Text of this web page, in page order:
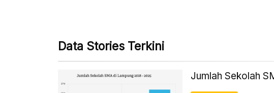
Data Stories Terkini
Jumlah Sekolah